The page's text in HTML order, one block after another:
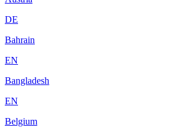
DE
Bahrain
EN
Bangladesh
EN
Belgium